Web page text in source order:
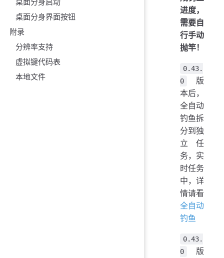
桌面分身启动
桌面分身界面按钮
附录
分辨率支持
虚拟键代码表
本地文件
进度，
需要自
行手动
抛竿！
0.43.
0
版
本后，
全自动
钓鱼拆
分到独
立任
务，实
时任务
中，详
情请看
全自动
钓鱼
0.43.
0
版